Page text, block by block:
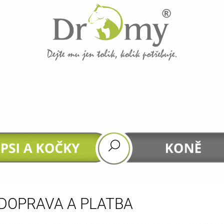
A PLATBA
CO POTŘEBUJETE NAJÍT?
DOPORUČUJEME